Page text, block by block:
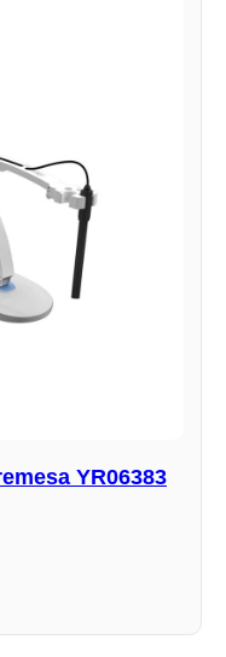
YR06383